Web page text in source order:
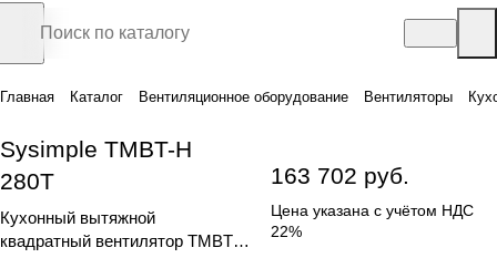
Главная Каталог Вентиляционное оборудование Вентиляторы
Sysimple TMBT-H
280T
Кухонный вытяжной
квадратный вентилятор TMBT-
163 702 руб.
Цена указана с учётом НДС
22%